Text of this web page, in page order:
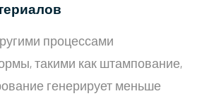
процессами
такими как штампование,
генерирует меньше